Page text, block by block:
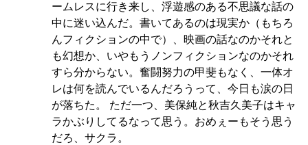
ームレスに行き来し、浮遊感のある不思議な話の
中に迷い込んだ。書いてあるのは現実か（もちろ
んフィクションの中で）、映画の話なのかそれと
も幻想か、いやもうノンフィクションなのかそれ
すら分からない。奮闘努力の甲斐もなく、一体オ
レは何を読んでいるんだろうって、今日も涙の日
が落ちた。 ただ一つ、美保純と秋吉久美子はキャ
ラかぶりしてるなって思う。おめぇーもそう思う
だろ、サクラ。